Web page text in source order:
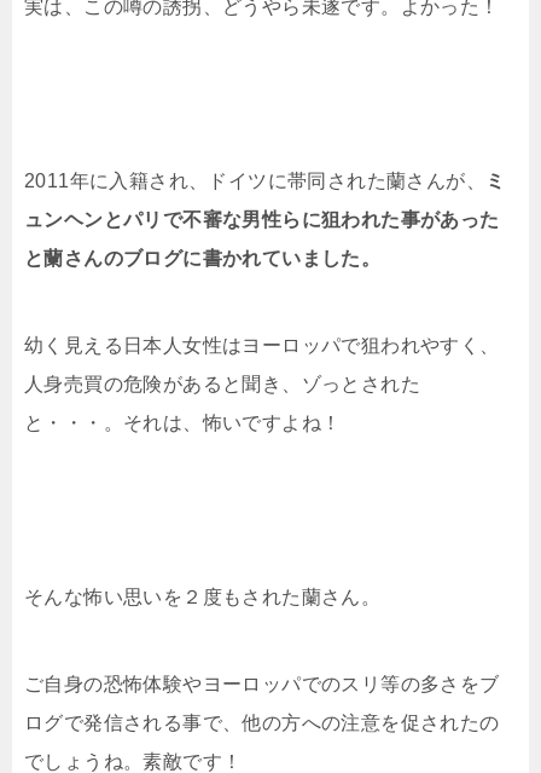
実は、この噂の誘拐、どうやら未遂です。よかった！
2011年に入籍され、ドイツに帯同された蘭さんが、
ミ
ュンヘンとパリで不審な男性らに狙われた事があった
と蘭さんのブログに書かれていました。
幼く見える日本人女性はヨーロッパで狙われやすく、
人身売買の危険があると聞き、ゾっとされた
と・・・。それは、怖いですよね！
そんな怖い思いを２度もされた蘭さん。
ご自身の恐怖体験やヨーロッパでのスリ等の多さをブ
ログで発信される事で、他の方への注意を促されたの
でしょうね。素敵です！